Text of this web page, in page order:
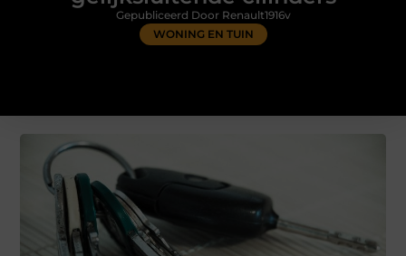
WONING EN TUIN
Gepubliceerd Door Renault1916v